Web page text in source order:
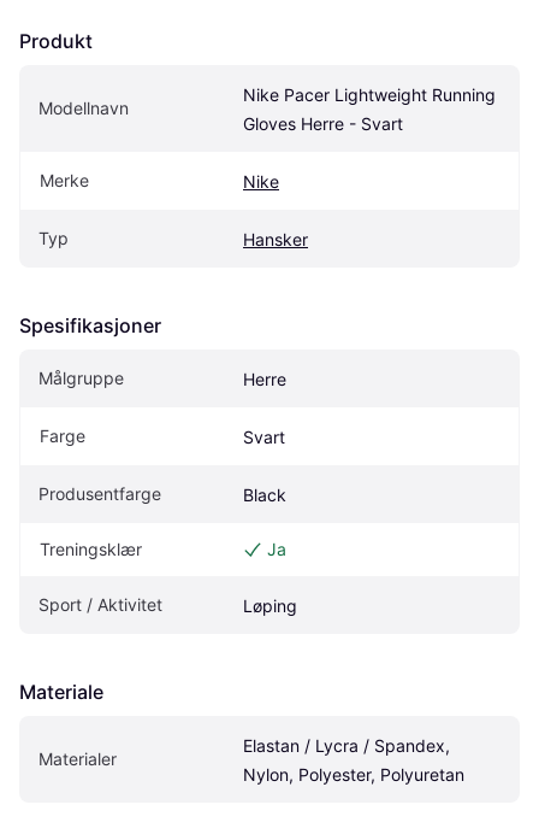
Produkt
Modellnavn
Nike Pacer Lightweight Running
Gloves Herre - Svart
Merke Nike
Typ Hansker
Spesifikasjoner
Målgruppe Herre
Farge Svart
Produsentfarge Black
Treningsklær Ja
Sport / Aktivitet Løping
Materiale
Materialer
Elastan / Lycra / Spandex,
Nylon, Polyester, Polyuretan